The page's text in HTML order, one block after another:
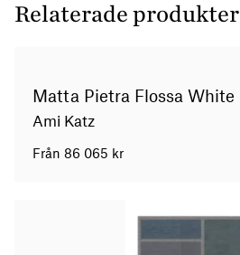
Relaterade produkter
Matta Pietra Flossa White
Ami Katz
Från 86 065 kr